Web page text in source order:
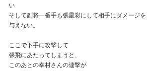
い
そして副将一番手も張星彩にして相手にダメージを
与えない。
ここで下手に攻撃して
張飛にあたってしまうと、
このあとの幸村さんの連撃が